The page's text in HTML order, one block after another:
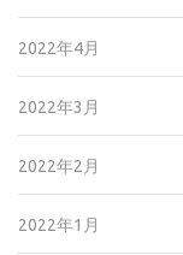
2022年4月
2022年3月
2022年2月
2022年1月